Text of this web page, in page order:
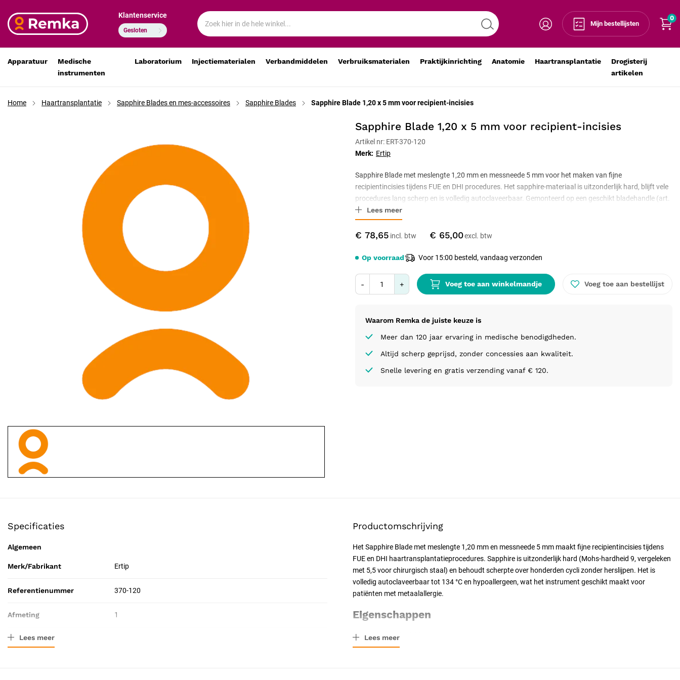
Mijn bestellijsten
0
Klantenservice
Gesloten
Apparatuur
Medische
instrumenten
Laboratorium Injectiematerialen Verbandmiddelen Verbruiksmaterialen Praktijkinrichting Anatomie Haartransplantatie
Drogisterij
artikelen
Home Haartransplantatie Sapphire Blades en mes-accessoires Sapphire Blades Sapphire Blade 1,20 x 5 mm voor recipient-incisies
Sapphire Blade 1,20 x 5 mm voor recipient-incisies
€ 78,65 € 65,00
Sapphire Blade 1,20 x 5 mm voor recipient-incisies
€ 78,65
€ 65,00
- Voeg toe aan winkelmandje
- + Voeg toe aan winkelmandje Voeg toe aan bestellijst
Merk: Ertip
Waarom Remka de juiste keuze is
Meer dan 120 jaar ervaring in medische benodigdheden.
Altijd scherp geprijsd, zonder concessies aan kwaliteit.
Snelle levering en gratis verzending vanaf € 120.
Artikel nr: ERT-370-120
Op voorraad Voor 15:00 besteld, vandaag verzonden
Sapphire Blade met meslengte 1,20 mm en messneede 5 mm voor het maken van fijne
recipientincisies tijdens FUE en DHI procedures. Het sapphire-materiaal is uitzonderlijk hard, blijft vele
procedures lang scherp en is volledig autoclaveerbaar. Gemonteerd op een geschikt bladehandle (art.
180-XXX of titanium 370-101) voor klinisch gebruik.
Lees meer
Specificaties
Algemeen
Merk/Fabrikant Ertip
Referentienummer 370-120
Afmeting 1
Resorbeerbaar (hechtdraad)
Lees meer
Productomschrijving
Het Sapphire Blade met meslengte 1,20 mm en messneede 5 mm maakt fijne recipientincisies tijdens
FUE en DHI haartransplantatieprocedures. Sapphire is uitzonderlijk hard (Mohs-hardheid 9, vergeleken
met 5,5 voor chirurgisch staal) en behoudt scherpte over honderden cycli zonder herslijpen. Het is
volledig autoclaveerbaar tot 134 °C en hypoallergeen, wat het instrument geschikt maakt voor
patiënten met metaalallergie.
Eigenschappen
Messneede: 5 mm
Lees meer